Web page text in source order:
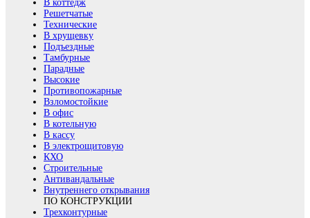
В коттедж
Решетчатые
Технические
В хрущевку
Подъездные
Тамбурные
Парадные
Высокие
Противопожарные
Взломостойкие
В офис
В котельную
В кассу
В электрощитовую
КХО
Строительные
Антивандальные
Внутреннего открывания
ПО КОНСТРУКЦИИ
Трехконтурные